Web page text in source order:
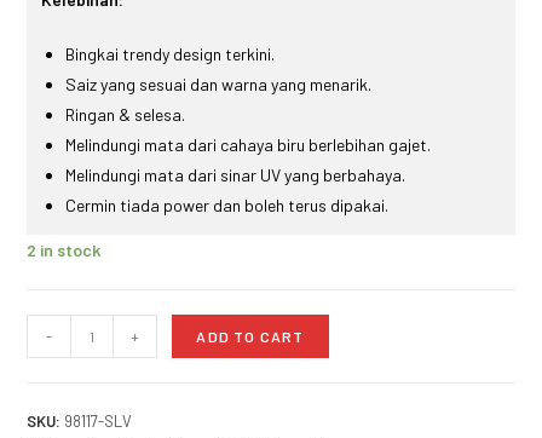
Bingkai trendy design terkini.
Saiz yang sesuai dan warna yang menarik.
Ringan & selesa.
Melindungi mata dari cahaya biru berlebihan gajet.
Melindungi mata dari sinar UV yang berbahaya.
Cermin tiada power dan boleh terus dipakai.
2 in stock
- + ADD TO CART
SKU: 98117-SLV